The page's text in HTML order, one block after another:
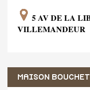
5 AV DE LA
VILLEMANDEUR
MAISON BOUCHET